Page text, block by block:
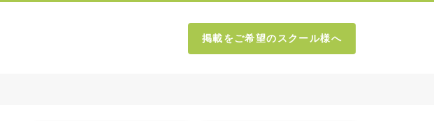
掲載をご希望のスクール様へ